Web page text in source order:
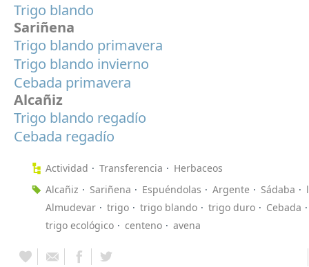
Trigo blando
Sariñena
Trigo blando primavera
Trigo blando invierno
Cebada primavera
Alcañiz
Trigo blando regadío
Cebada regadío
Actividad Transferencia
Herbaceos
Alcañiz
Sariñena Espuéndolas Argente Sádaba
Almudevar
trigo trigo blando trigo duro
Cebada
trigo ecológico
centeno avena